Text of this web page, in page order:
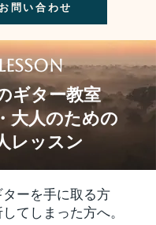
お問い合わせ
ギター教室
大人のための
レッスン
ーを手に取る方
てしまった方へ。